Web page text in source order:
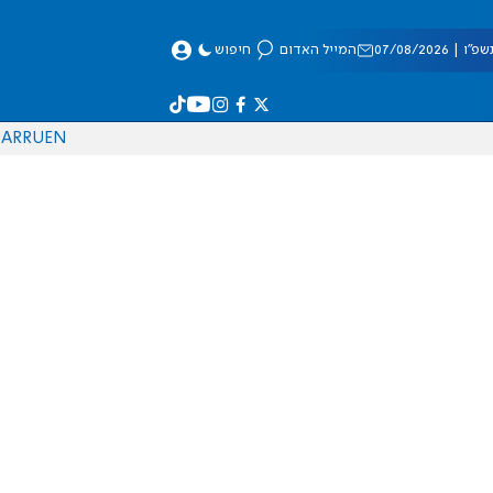
08/2026 המייל האדום חיפוש
EN
RU
AR